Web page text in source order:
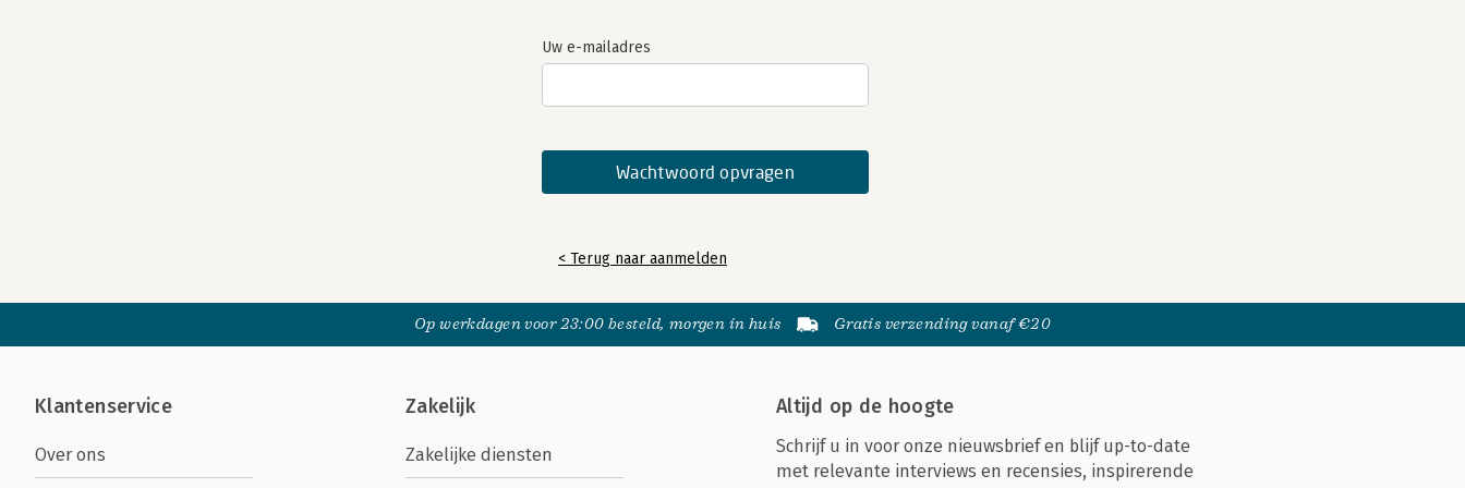
Uw e-mailadres
< Terug naar aanmelden
Op werkdagen voor 23:00 besteld, morgen in huis Gratis verzending vanaf €20
Klantenservice
Over ons
Zakelijk
Zakelijke diensten
Altijd op de hoogte
Schrijf u in voor onze nieuwsbrief en blijf up-to-date
met relevante interviews en recensies, inspirerende